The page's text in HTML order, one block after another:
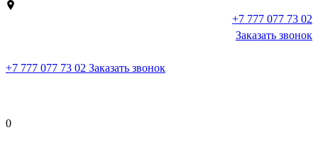
+7 777 077 73 02
Заказать звонок
+7 777 077 73 02 Заказать звонок
0